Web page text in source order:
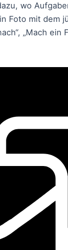
wo
Foto mit dem
„Mach ein